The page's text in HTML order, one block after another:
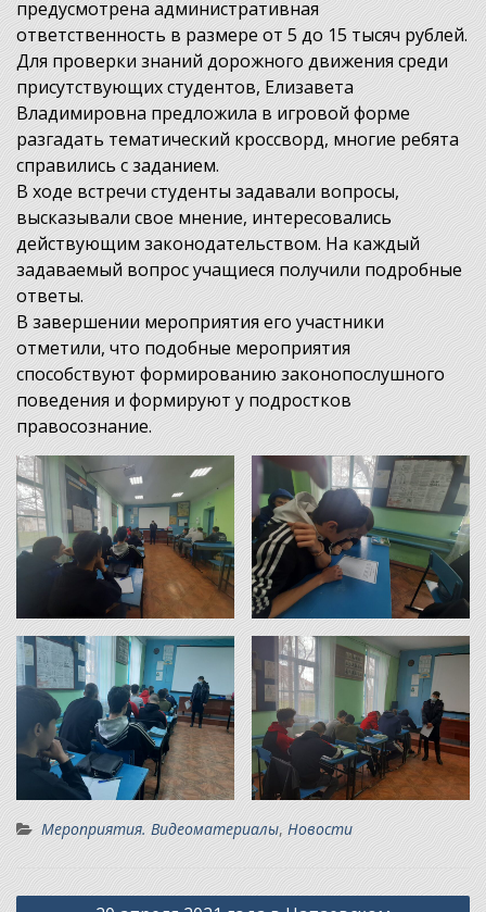
предусмотрена административная
ответственность в размере от 5 до 15 тысяч рублей.
Для проверки знаний дорожного движения среди
присутствующих студентов, Елизавета
Владимировна предложила в игровой форме
разгадать тематический кроссворд, многие ребята
справились с заданием.
В ходе встречи студенты задавали вопросы,
высказывали свое мнение, интересовались
действующим законодательством. На каждый
задаваемый вопрос учащиеся получили подробные
ответы.
В завершении мероприятия его участники
отметили, что подобные мероприятия
способствуют формированию законопослушного
поведения и формируют у подростков
правосознание.
Мероприятия. Видеоматериалы, Новости
Навигация